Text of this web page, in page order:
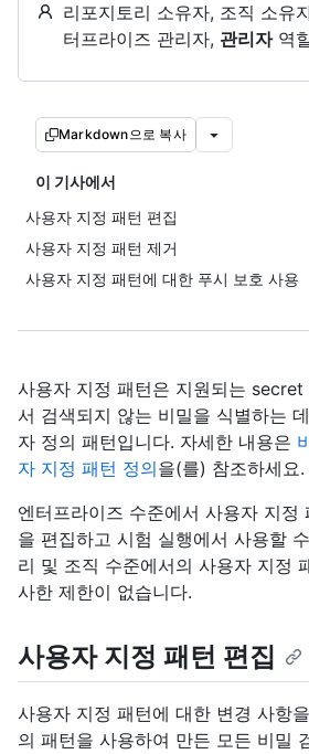
리포지토리 소유자, 조직 소유
터프라이즈 관리자, 관리자역
Markdown으로 복사
이 기사에서
사용자 지정 패턴 편집
사용자 지정 패턴 제거
사용자 지정 패턴에 대한 푸시 보호 사용
사용자 지정 패턴은 지원되는
서 검색되지 않는 비밀을 식별하는
자 정의 패턴입니다. 자세한 내용은
자 지정 패턴 정의을(를) 참조하세요.
엔터프라이즈 수준에서 사용자 지정
을 편집하고 시험 실행에서 사용할
리 및 조직 수준에서의 사용자 지정
사한 제한이 없습니다.
사용자 지정 패턴 편집
사용자 지정 패턴에 대한 변경 사항
의 패턴을 사용하여 만든 모든 비밀